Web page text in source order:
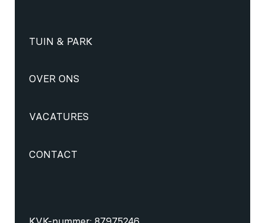
TUIN & PARK
OVER ONS
VACATURES
CONTACT